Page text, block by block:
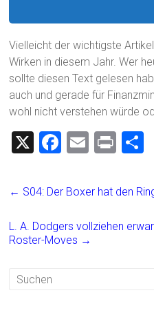
Vielleicht der wichtigste
Wirken in diesem Jahr. Wer
sollte diesen Text gelesen
auch und gerade für
wohl nicht verstehen würde
X
F
ce
o
E
ai
Pr
t
← S04: Der Boxer hat den
L. A. Dodgers vollziehen
Roster-Moves →